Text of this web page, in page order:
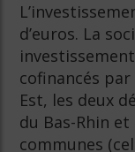
d’euros. La
cofinancés par
Est, les deux
du Bas-Rhin
communes